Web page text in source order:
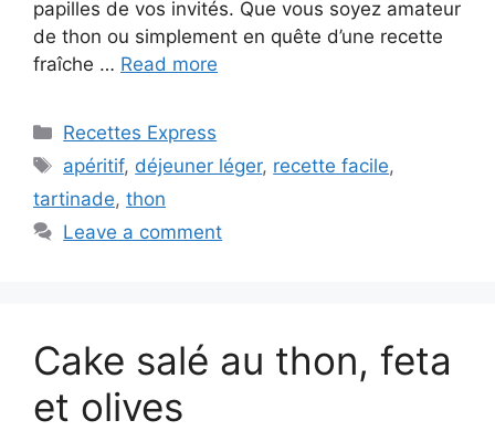
papilles de vos invités. Que vous soyez amateur
de thon ou simplement en quête d’une recette
fraîche … Read more
Categories
Recettes Express
Tags
apéritif, déjeuner léger, recette facile,
tartinade, thon
Leave a comment
Cake salé au thon, feta
et olives